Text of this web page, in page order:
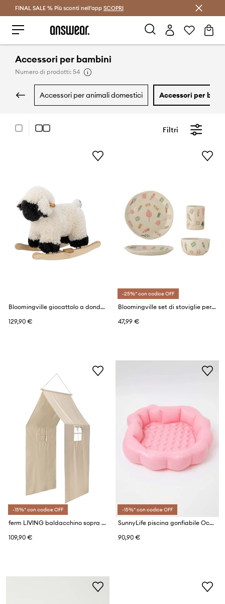
Risparmia con Answear Club >
FINAL SALE % Più sconti nell'app SCOPRI
Accessori per bambini
Numero di prodotti: 54
accessori per animali domestici accessori per
Filtri
Bloomingville giocattolo a dondolo Dolly Rocking Toy
129,90 €
-25%* con codice OFF
Bloomingville set di stoviglie per bambini Nature 210 ml / 335 ml pacco da 3
47,99 €
-15%* con codice OFF
ferm LIVING baldacchino sopra il letto Settle Bed Canopy
109,90 €
-15%* con codice OFF
SunnyLife piscina gonfiabile Ocean Treasure
90,90 €